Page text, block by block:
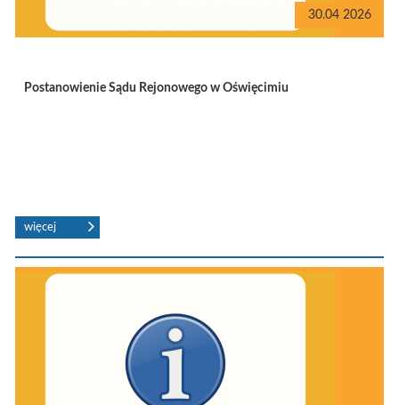
30.04 2026
Postanowienie Sądu Rejonowego w Oświęcimiu